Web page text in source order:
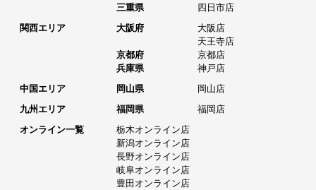
三重県
四日市店
関西エリア
大阪府
大阪店
天王寺店
京都府
京都店
兵庫県
神戸店
中国エリア
岡山県
岡山店
九州エリア
福岡県
福岡店
オンライン一覧
栃木オンライン店
新潟オンライン店
長野オンライン店
岐阜オンライン店
豊田オンライン店